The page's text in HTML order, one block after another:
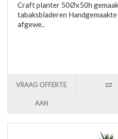
Craft planter 50Øx50h
tabaksbladeren
afgewe..
VRAAG OFFERTE
AAN